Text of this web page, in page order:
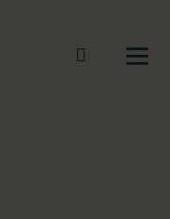
page d'accueil
go to